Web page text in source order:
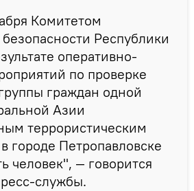
Комитетом
Республики
оперативно-
по проверке
граждан одной
Азии
террористическим
городе Петропавловске
человек", — говорится
службы.